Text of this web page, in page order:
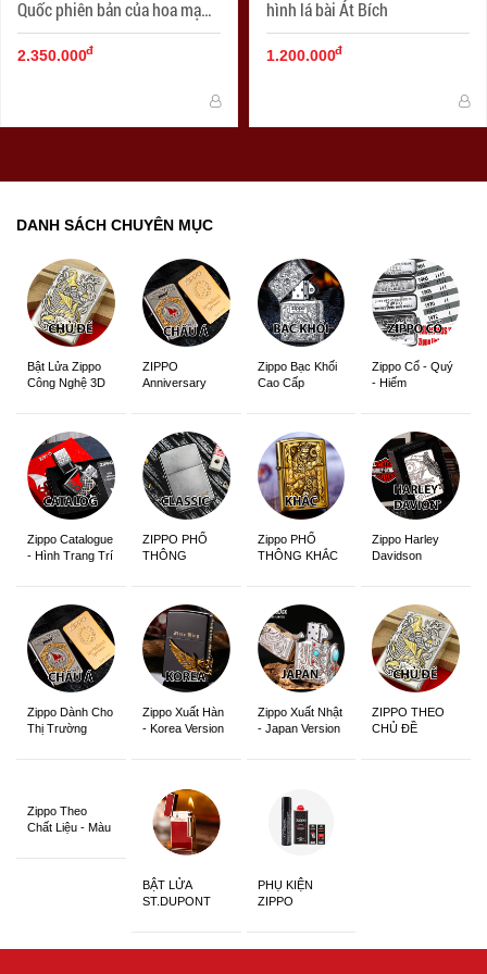
Quốc phiên bản của hoa mạ
vàng cát đen chết Skull
2.350.000đ
hình lá bài Át Bích
1.200.000đ
DANH SÁCH CHUYÊN MỤC
Bật Lửa Zippo
Công Nghệ 3D
ZIPPO
Anniversary
Zippo Bạc Khối
Cao Cấp
Zippo Cổ - Quý
- Hiếm
Zippo Catalogue
- Hình Trang Trí
ZIPPO PHỔ
THÔNG
Zippo PHỔ
THÔNG KHẮC
Zippo Harley
Davidson
Zippo Dành Cho
Thị Trường
Zippo Xuất Hàn
- Korea Version
Zippo Xuất Nhật
- Japan Version
ZIPPO THEO
CHỦ ĐỀ
Zippo Theo
Chất Liệu - Màu
BẬT LỬA
ST.DUPONT
PHỤ KIỆN
ZIPPO